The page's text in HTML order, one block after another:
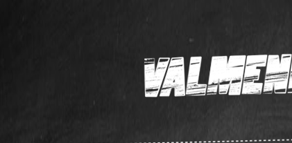
Valmennustaito.info